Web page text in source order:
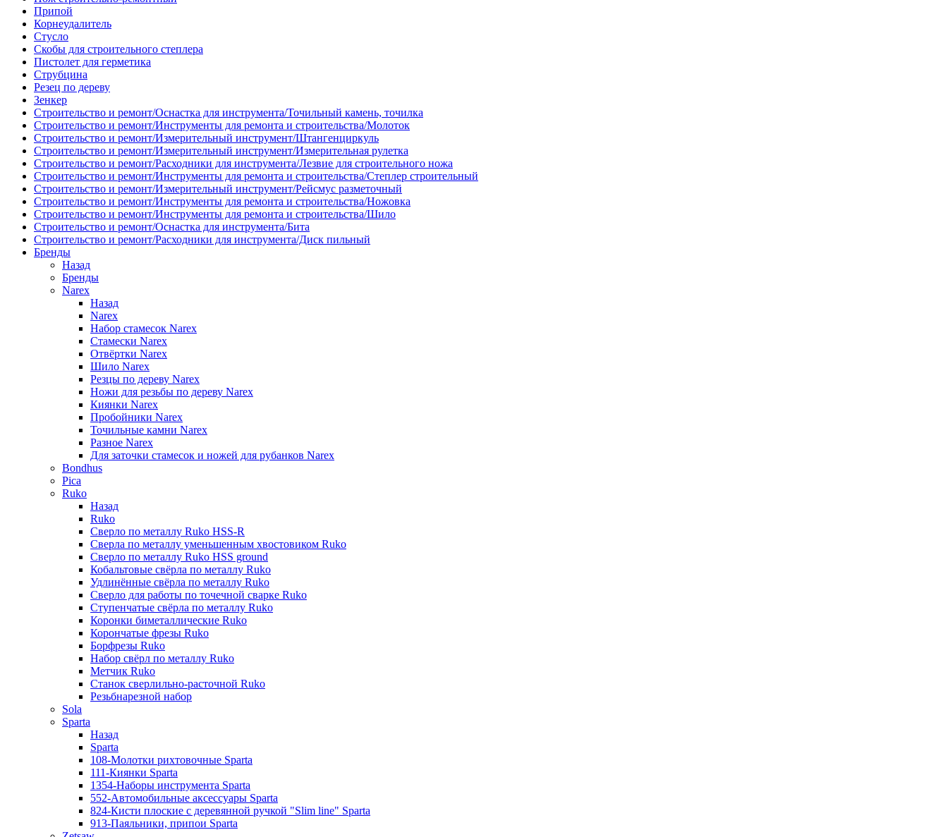
Припой
Корнеудалитель
Стусло
Скобы для строительного степлера
Пистолет для герметика
Струбцина
Резец по дереву
Зенкер
Строительство и ремонт/Оснастка для инструмента/Точильный камень, точилка
Строительство и ремонт/Инструменты для ремонта и строительства/Молоток
Строительство и ремонт/Измерительный инструмент/Штангенциркуль
Строительство и ремонт/Измерительный инструмент/Измерительная рулетка
Строительство и ремонт/Расходники для инструмента/Лезвие для строительного ножа
Строительство и ремонт/Инструменты для ремонта и строительства/Степлер строительный
Строительство и ремонт/Измерительный инструмент/Рейсмус разметочный
Строительство и ремонт/Инструменты для ремонта и строительства/Ножовка
Строительство и ремонт/Инструменты для ремонта и строительства/Шило
Строительство и ремонт/Оснастка для инструмента/Бита
Строительство и ремонт/Расходники для инструмента/Диск пильный
Бренды
Назад
Бренды
Narex
Назад
Narex
Набор стамесок Narex
Стамески Narex
Отвёртки Narex
Шило Narex
Резцы по дереву Narex
Ножи для резьбы по дереву Narex
Киянки Narex
Пробойники Narex
Точильные камни Narex
Разное Narex
Для заточки стамесок и ножей для рубанков Narex
Bondhus
Pica
Ruko
Назад
Ruko
Сверло по металлу Ruko HSS-R
Сверла по металлу уменьшенным хвостовиком Ruko
Сверло по металлу Ruko HSS ground
Кобальтовые свёрла по металлу Ruko
Удлинённые свёрла по металлу Ruko
Сверло для работы по точечной сварке Ruko
Ступенчатые свёрла по металлу Ruko
Коронки биметаллические Ruko
Корончатые фрезы Ruko
Борфрезы Ruko
Набор свёрл по металлу Ruko
Метчик Ruko
Станок сверлильно-расточной Ruko
Резьбнарезной набор
Sola
Sparta
Назад
Sparta
108-Молотки рихтовочные Sparta
111-Киянки Sparta
1354-Наборы инструмента Sparta
552-Автомобильные аксессуары Sparta
824-Кисти плоские с деревянной ручкой "Slim line" Sparta
913-Паяльники, припои Sparta